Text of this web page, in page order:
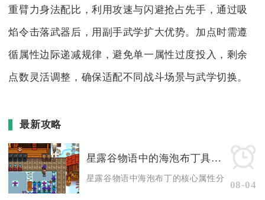
重臂力身法配比，利用攻速与闪避抢占先手，通过吸
焰令击落武器后，用副手武学扩大优势。加点时需遵
循属性边际递减规律，避免单一属性过度投入，剩余
点数灵活调整，确保适配不同战斗场景与武学切换。
最新攻略
星露谷物语中的海泡布丁具有哪些属性
星露谷物语中海泡布丁的核心属性分为临时钓
08-04